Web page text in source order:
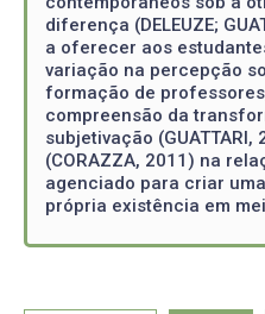
diferença (DELEUZE;
a oferecer aos
variação na percepção
formação de
compreensão da
subjetivação
(CORAZZA, 2011) na
agenciado para criar
própria existência em